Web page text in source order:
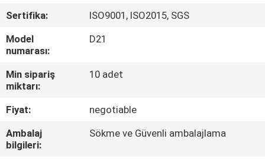
FABRIKA
KALITE
KONTROL
Sertifika:
ISO9001, ISO2015, SGS
Model
numarası:
D21
Min sipariş
miktarı:
10 adet
Fiyat:
negotiable
Ambalaj
bilgileri:
Sökme ve Güvenli ambalajlama